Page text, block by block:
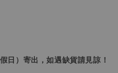
日）寄出，如遇缺貨請見諒！